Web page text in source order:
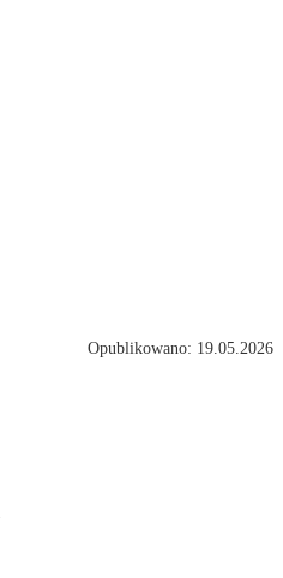
Opublikowano: 19.05.2026